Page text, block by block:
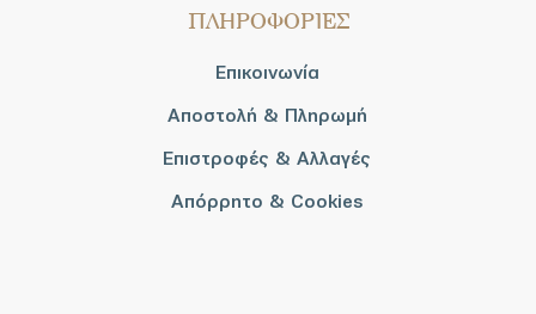
ΠΛΗΡΟΦΟΡΙΕΣ
Επικοινωνία
Αποστολή & Πληρωμή
Επιστροφές & Αλλαγές
Απόρρητο & Cookies